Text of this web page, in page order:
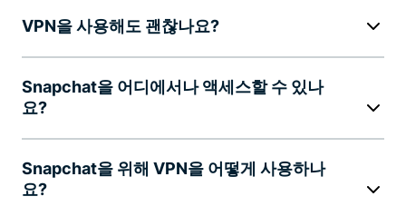
VPN을 사용해도 괜찮나요?
Snapchat을 어디에서나 액세스할 수 있나
요?
Snapchat을 위해 VPN을 어떻게 사용하나
요?